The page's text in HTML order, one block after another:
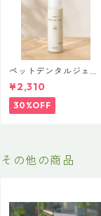
ペットデンタルジェル
フルボ酸しずく
¥2,310
30%OFF
その他の商品